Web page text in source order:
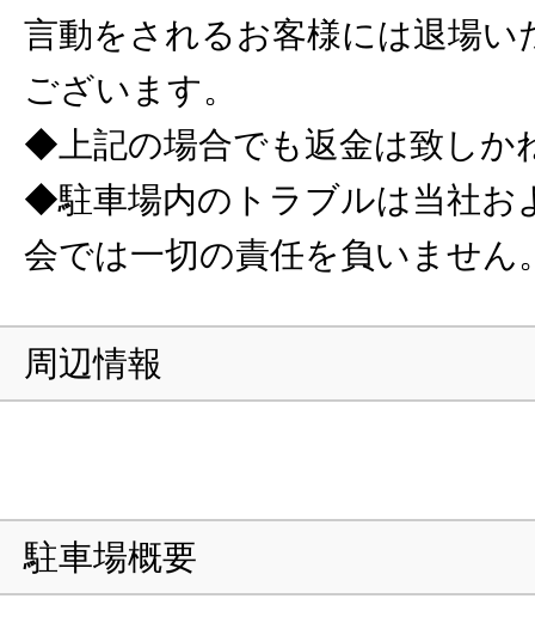
言動をされるお客様には退場い
ございます。
◆上記の場合でも返金は致しか
◆駐車場内のトラブルは当社お
会では一切の責任を負いません
周辺情報
駐車場概要